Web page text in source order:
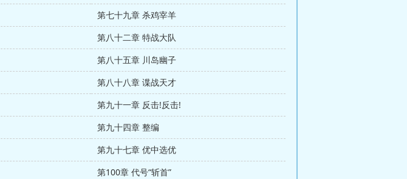
第七十九章 杀鸡宰羊
第八十二章 特战大队
第八十五章 川岛幽子
第八十八章 谍战天才
第九十一章 反击!反击!
第九十四章 整编
第九十七章 优中选优
第100章 代号“斩首”